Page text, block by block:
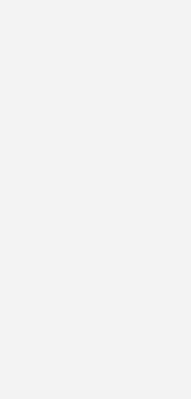
um die Klimaneutralität bis 2050
Wie die letzten 20
reine Förderprogramme nicht
betreiben. Es wäre gut und
Modernisierungspflichten, z. B.
zu erlassen, um
Dies bleibt nun den einzelnen
gespannt, ob die
diesen Schritt der
ausreichend aufgesetzte
die Klimaziele zum ersten Mal
die Kosten für den Ausbau der
Eine nicht verbrauchte
erzeugt werden.“ ■
Jahre-Komfort-Garantie“